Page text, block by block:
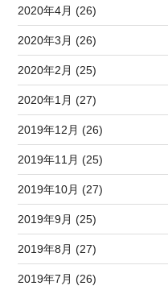
2020年4月 (26)
2020年3月 (26)
2020年2月 (25)
2020年1月 (27)
2019年12月 (26)
2019年11月 (25)
2019年10月 (27)
2019年9月 (25)
2019年8月 (27)
2019年7月 (26)